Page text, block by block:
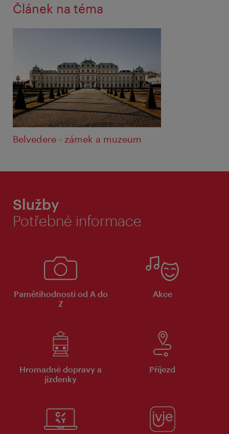
Článek na téma
Belvedere - zámek a muzeum
Služby
Potřebné informace
Pamětihodnosti od A do
Z
Akce
Hromadné dopravy a
jízdenky
Příjezd